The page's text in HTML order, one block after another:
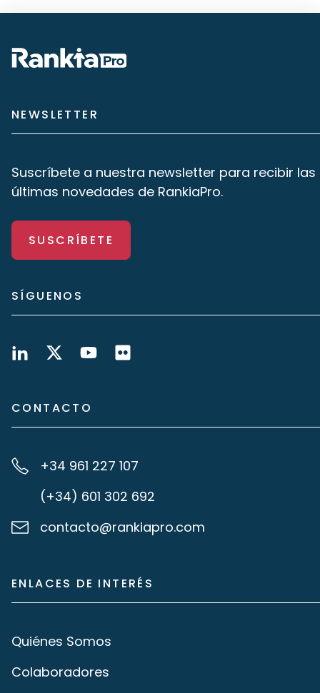
NEWSLETTER
Suscríbete a nuestra newsletter para recibir las
últimas novedades de RankiaPro.
SUSCRÍBETE
SÍGUENOS
CONTACTO
+34 961 227 107
(+34) 601 302 692
contacto@rankiapro.com
ENLACES DE INTERÉS
Quiénes Somos
Colaboradores